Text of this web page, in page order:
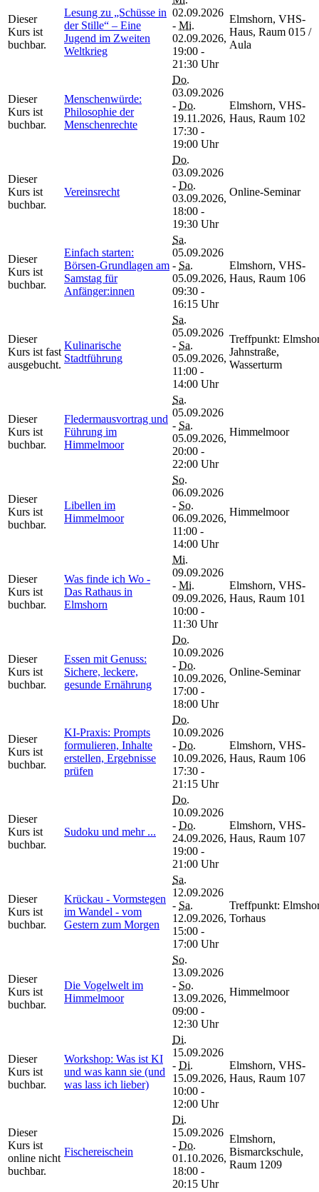
Dieser
Kurs ist
buchbar.
Lesung zu „Schüsse in
der Stille“ – Eine
Jugend im Zweiten
Weltkrieg
02.09.2026
- Mi.
02.09.2026,
19:00 -
21:30 Uhr
Elmshorn, VHS-
Haus, Raum 015 /
Aula
Dieser
Kurs ist
buchbar.
Menschenwürde:
Philosophie der
Menschenrechte
Do.
03.09.2026
- Do.
19.11.2026,
17:30 -
19:00 Uhr
Elmshorn, VHS-
Haus, Raum 102
Dieser
Kurs ist
buchbar.
Vereinsrecht
Do.
03.09.2026
- Do.
03.09.2026,
18:00 -
19:30 Uhr
Online-Seminar
Dieser
Kurs ist
buchbar.
Einfach starten:
Börsen-Grundlagen am
Samstag für
Anfänger:innen
Sa.
05.09.2026
- Sa.
05.09.2026,
09:30 -
16:15 Uhr
Elmshorn, VHS-
Haus, Raum 106
Dieser
Kurs ist fast
ausgebucht.
Kulinarische
Stadtführung
Sa.
05.09.2026
- Sa.
05.09.2026,
11:00 -
14:00 Uhr
Treffpunkt:
Jahnstraße,
Wasserturm
Dieser
Kurs ist
buchbar.
Fledermausvortrag und
Führung im
Himmelmoor
Sa.
05.09.2026
- Sa.
05.09.2026,
20:00 -
22:00 Uhr
Himmelmoor
Dieser
Kurs ist
buchbar.
Libellen im
Himmelmoor
So.
06.09.2026
- So.
06.09.2026,
11:00 -
14:00 Uhr
Himmelmoor
Dieser
Kurs ist
buchbar.
Was finde ich Wo -
Das Rathaus in
Elmshorn
Mi.
09.09.2026
- Mi.
09.09.2026,
10:00 -
11:30 Uhr
Elmshorn, VHS-
Haus, Raum 101
Dieser
Kurs ist
buchbar.
Essen mit Genuss:
Sichere, leckere,
gesunde Ernährung
Do.
10.09.2026
- Do.
10.09.2026,
17:00 -
18:00 Uhr
Online-Seminar
Dieser
Kurs ist
buchbar.
KI-Praxis: Prompts
formulieren, Inhalte
erstellen, Ergebnisse
prüfen
Do.
10.09.2026
- Do.
10.09.2026,
17:30 -
21:15 Uhr
Elmshorn, VHS-
Haus, Raum 106
Dieser
Kurs ist
buchbar.
Sudoku und mehr ...
Do.
10.09.2026
- Do.
24.09.2026,
19:00 -
21:00 Uhr
Elmshorn, VHS-
Haus, Raum 107
Dieser
Kurs ist
buchbar.
Krückau - Vormstegen
im Wandel - vom
Gestern zum Morgen
Sa.
12.09.2026
- Sa.
12.09.2026,
15:00 -
17:00 Uhr
Treffpunkt:
Torhaus
Dieser
Kurs ist
buchbar.
Die Vogelwelt im
Himmelmoor
So.
13.09.2026
- So.
13.09.2026,
09:00 -
12:30 Uhr
Himmelmoor
Dieser
Kurs ist
buchbar.
Workshop: Was ist KI
und was kann sie (und
was lass ich lieber)
Di.
15.09.2026
- Di.
15.09.2026,
10:00 -
12:00 Uhr
Elmshorn, VHS-
Haus, Raum 107
Dieser
Kurs ist
online nicht
buchbar.
Fischereischein
Di.
15.09.2026
- Do.
01.10.2026,
18:00 -
20:15 Uhr
Elmshorn,
Bismarckschule,
Raum 1209